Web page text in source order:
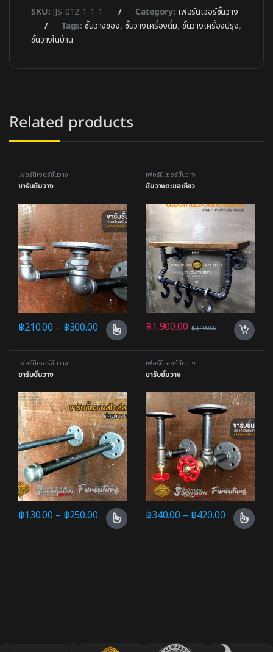
SKU: JJS-012-1-1-1 Category: เฟอร์นิเจอร์ชั้นวาง
Tags:ชั้นวางของ, ชั้นวางเครื่องดื่ม, ชั้นวางเครื่องปรุง,
ชั้นวางในบ้าน
Related products
เฟอร์นิเจอร์ชั้นวาง
ขารับชั้นวาง
฿210.00 – ฿300.00
เฟอร์นิเจอร์ชั้นวาง
ชั้นวางตะขอเกี่ยว
฿1,900.00 ฿2,100.00
เฟอร์นิเจอร์ชั้นวาง
ขารับชั้นวาง
฿130.00 – ฿250.00
เฟอร์นิเจอร์ชั้นวาง
ขารับชั้นวาง
฿340.00 – ฿420.00